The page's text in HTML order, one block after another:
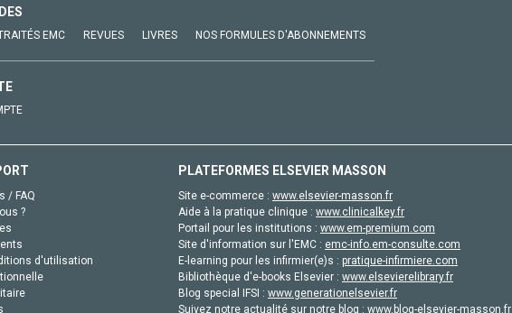
EMC REVUES LIVRES NOS FORMULES D'ABONNEMENTS
/ FAQ
?
d'utilisation
PLATEFORMES ELSEVIER MASSON
Site e-commerce : www.elsevier-masson.fr
Aide à la pratique clinique : www.clinicalkey.fr
Portail pour les institutions : www.em-premium.com
Site d'information sur l'EMC : emc-info.em-consulte.com
E-learning pour les infirmier(e)s : pratique-infirmiere.com
Bibliothèque d'e-books Elsevier : www.elsevierelibrary.fr
Blog special IFSI : www.generationelsevier.fr
Suivez notre actualité sur notre blog : www.blog-elsevier-masson.fr